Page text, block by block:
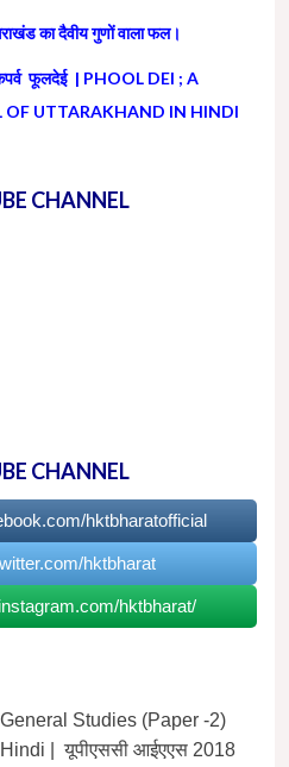
का दैवीय गुणों वाला फल।
फूलदेई | PHOOL DEI ; A
OF UTTARAKHAND IN HINDI
CHANNEL
CHANNEL
hktbharatofficial
hktbharat
hktbharat/
Studies (Paper -2)
| यूपीएससी आईएएस 2018